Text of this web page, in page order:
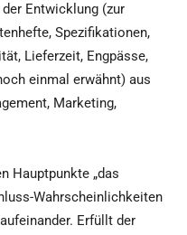
Entwicklung (zur
Spezifikationen,
Lieferzeit, Engpässe,
einmal erwähnt) aus
Marketing,
Hauptpunkte „das
Wahrscheinlichkeiten
Erfüllt der